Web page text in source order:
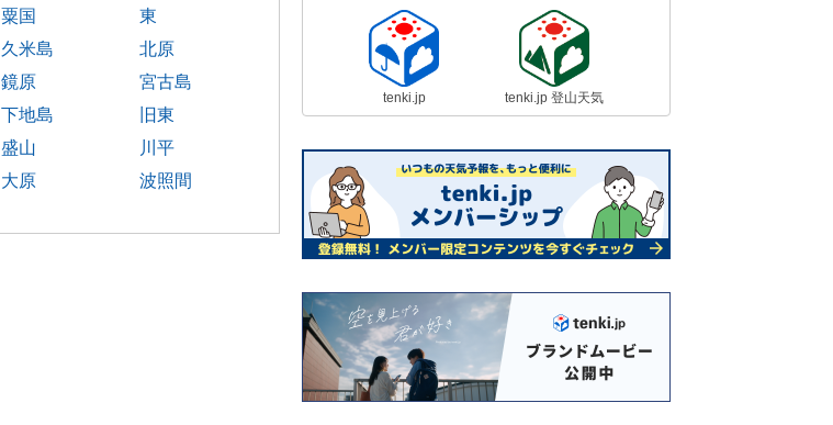
粟国
東
久米島
北原
鏡原
宮古島
下地島
旧東
盛山
川平
大原
波照間
tenki.jp tenki.jp 登山天気